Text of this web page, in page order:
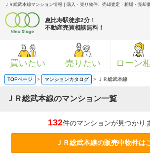
ＪＲ総武本線マンション情報｜購入・売り物件、売却査定・相場・売却
恵比寿駅徒歩2分！
不動産売買相談無料！
買いたい 売りたい ローン
TOPページ > マンションカタログ > ＪＲ総武本線
ＪＲ総武本線のマンション一覧
132件のマンションが見つかり
ＪＲ総武本線の販売中物件は